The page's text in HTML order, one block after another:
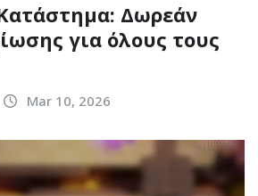
Δωρεάν
για όλους τους
Mar 10, 2026